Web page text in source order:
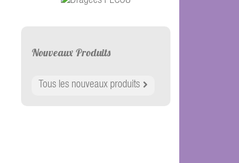
Nouveaux Produits
Tous les nouveaux produits